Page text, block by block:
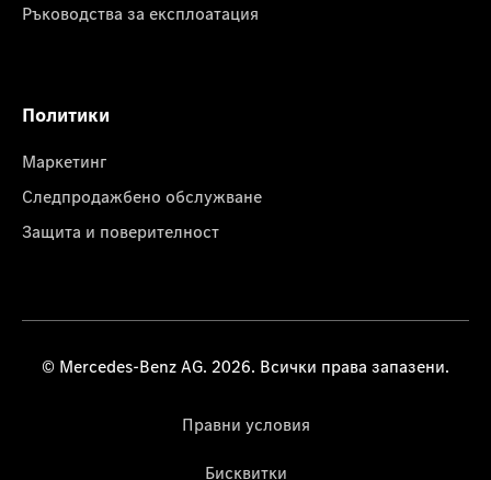
Ръководства за експлоатация
Политики
Маркетинг
Следпродажбено обслужване
Защита и поверителност
© Mercedes-Benz AG. 2026. Всички права запазени.
Правни условия
Бисквитки